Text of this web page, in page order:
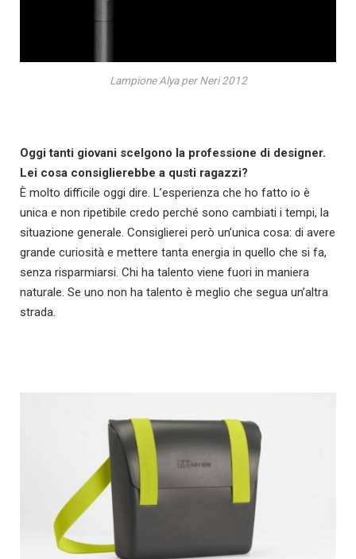
Lampione Alya per Neri 2012
Oggi tanti giovani scelgono la professione di designer.
Lei cosa consiglierebbe a qusti ragazzi?
È molto difficile oggi dire. L’esperienza che ho fatto io è
unica e non ripetibile credo perché sono cambiati i tempi, la
situazione generale. Consiglierei però un’unica cosa: di avere
grande curiosità e mettere tanta energia in quello che si fa,
senza risparmiarsi. Chi ha talento viene fuori in maniera
naturale. Se uno non ha talento è meglio che segua un’altra
strada.